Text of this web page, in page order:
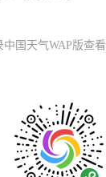
国天气WAP版查看